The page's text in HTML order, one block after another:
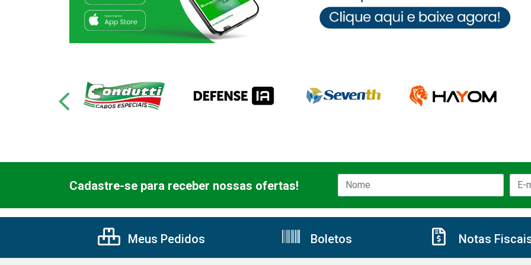
Cadastre-se para receber nossas ofertas!
Meus Pedidos Boletos Notas